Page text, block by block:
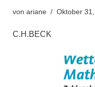
von ariane Oktober
C.H.BECK